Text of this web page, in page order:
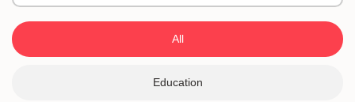
All
Education